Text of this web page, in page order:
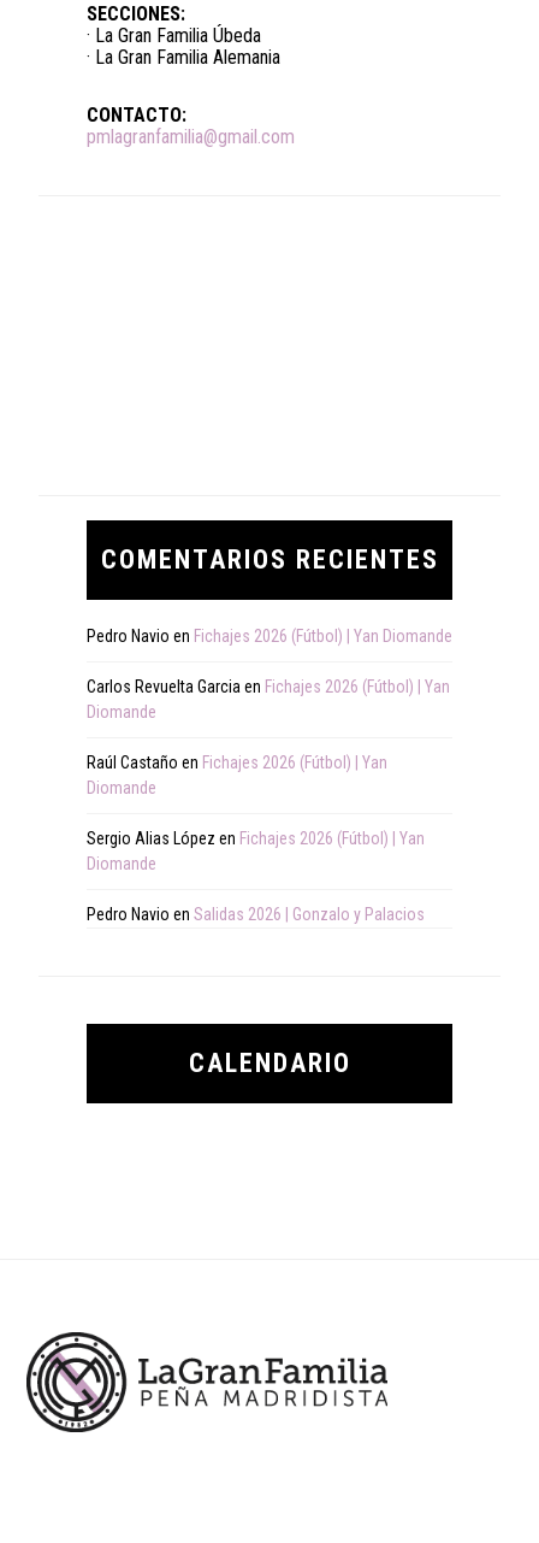
SECCIONES:
· La Gran Familia Úbeda
· La Gran Familia Alemania
CONTACTO:
pmlagranfamilia@gmail.com
COMENTARIOS RECIENTES
Pedro Navio en Fichajes 2026 (Fútbol) | Yan Diomande
Carlos Revuelta Garcia en Fichajes 2026 (Fútbol) | Yan
Diomande
Raúl Castaño en Fichajes 2026 (Fútbol) | Yan
Diomande
Sergio Alias López en Fichajes 2026 (Fútbol) | Yan
Diomande
Pedro Navio en Salidas 2026 | Gonzalo y Palacios
CALENDARIO